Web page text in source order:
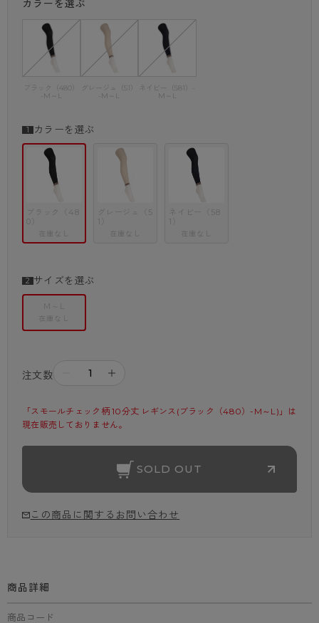
おうちコーデの楽ちんスタイルも、お出かけ仕様のレイヤードスタイル
・着用時に前後がわかりやすいバックマーク付き
・ずれにくく動きにしっかりフィットするダイヤマチ付き
カラーを選ぶ
ブラック（480）
-M～L
グレージュ（51）
-M～L
ネイビー（581）-
M～L
カラーを選ぶ
ブラック（48
在庫なし
グレージュ（5
1）
在庫なし
ネイビー（58
1）
在庫なし
サイズを選ぶ
M～L
在庫なし
注文数 ＋
「スモールチェック柄 10分丈 レギンス(ブラック（480）-M～L)」は
現在販売しておりません。
SOLD OUT
この商品に関するお問い合わせ
商品詳細
商品コード